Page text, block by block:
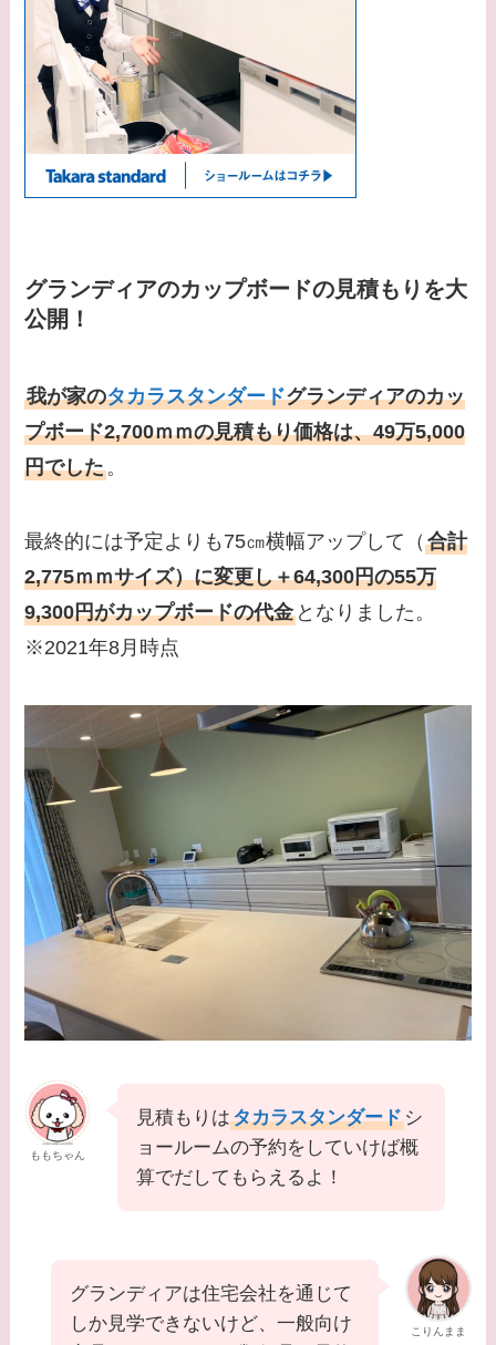
グランディアのカップボードの見積もりを大
公開！
我が家のタカラスタンダードグランディアのカッ
プボード2,700ｍｍの見積もり価格は、49万5,000
円でした。
最終的には予定よりも75㎝横幅アップして（合計
2,775ｍｍサイズ）に変更し＋64,300円の55万
9,300円がカップボードの代金 となりました。
※2021年8月時点
ももちゃん
見積もりはタカラスタンダードシ
ョールームの予約をしていけば概
算でだしてもらえるよ！
こりんまま
グランディアは住宅会社を通じて
しか見学できないけど、一般向け